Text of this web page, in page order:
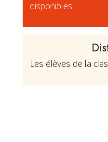
disponibles
Les élèves de la